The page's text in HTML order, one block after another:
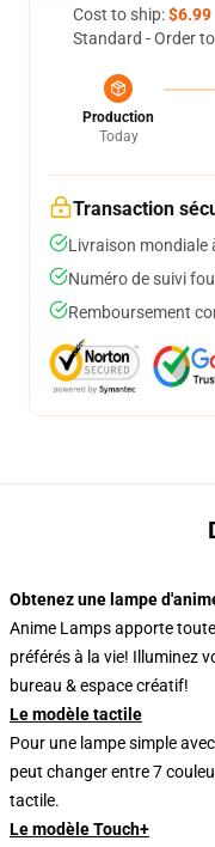
Cost to ship:$6.99
Standard - Order
Production
Today
Transaction
Livraison mondiale
Numéro de suivi
Remboursement
Obtenez une lampe
Anime Lamps apporte
préférés à la vie! Illuminez
bureau & espace créatif!
Le modèle tactile
Pour une lampe simple
peut changer entre 7
tactile.
Le modèle Touch+